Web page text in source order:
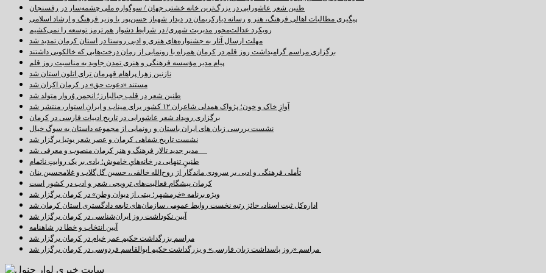
طنین شعر عاشورایی در بزرگ‌ترین خانه خشتی جهان / سوگواره ملی چشمه‌سار در رفسنجان
پیگیری مطالبات اهالی فرهنگ، هنر و رسانه دیارکریمان در دیدار شهباز حسن‌پور با وزیر فرهنگ و ارشاد اسلامی
رویکرد عدالت‌محور مدیریت شهری/ در شرایط دشوار هم ترمز توسعه را نمی‌کشیم
مهلت ارسال آثار به جشنواره‌های هنری و ادبی روستا در استان کرمان تمدید شد
برگزاری مراسم گرامیداشت روز قلم در کرمان همراه با رونمایی از رمان درخت‌هایی که خالکوبی داشتند
پیام مدیر مؤسسه فرهنگی و هنری تمدن جاوید به مناسبت روز قلم
نازنین زهرا پراهام قهرمان ترای اتلون استان شد
مستند «دعوت حق» در کرمان اکران شد
طنین شعر در قلب جبالبارز؛ انجمن وُروار متولد شد
آوازِ خاک و خون؛ پژواک همدلی شاعران ۱۲ کشور برای میناب و ایرانِ استوار، منتشر شد
برگزاری رویداد شعر عاشورایی در تاریخ ادبیات فارسی در کرمان
نشست بررسی زبان های ایران باستان و رونمایی از مجموعه داستان به سوگ خیال
نشست تاریخ شفاهی کرمان و عصر شعر بوتیا برگزار شد
طنینِ تنهایی در خانه‌هایِ خاموش؛ یادی بر یک روایتِ ناتمام
تأملی فرهنگی و ادبی بر سرودی ماندگار از روح‌الله خالقی، حسین گل‌گلاب و غلامحسین بنان
کرمان پیشگام فعالیت‌های ترویجی شعر و ادب در کشور است
ویژه برنامه «خرمشهر؛ بیتی از دیوان وطن» در کرمان برگزار شد
اداره‌کل ثبت اسناد، حائز رتبه نخست روابط عمومی سازمان‌های تابعه دادگستری استان کرمان شد
آیین نکوداشت روز ایران‌شناسی در کرمان برگزار شد
آیین انتخاب و خطا در شاهنامه
مراسم بزرگداشت حکیم عمر خیام در کرمان برگزار شد